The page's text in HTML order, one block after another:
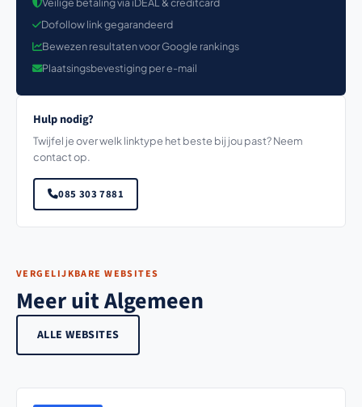
Dofollow link gegarandeerd
Bewezen resultaten voor Google rankings
Plaatsingsbevestiging per e-mail
Hulp nodig?
Twijfel je over welk linktype het beste bij jou past? Neem
contact op.
085 303 7881
VERGELIJKBARE WEBSITES
Meer uit Algemeen
ALLE WEBSITES